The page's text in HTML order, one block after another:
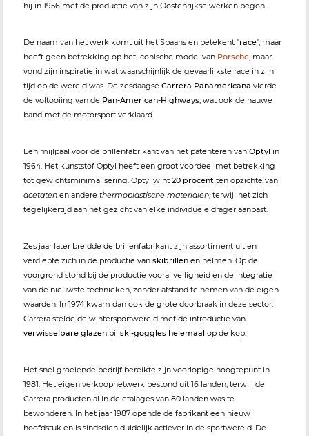
hij in 1956 met de productie van zijn Oostenrijkse werken begon.
De naam van het werk komt uit het Spaans en betekent "race", maar
heeft geen betrekking op het iconische model van Porsche, maar
vond zijn inspiratie in wat waarschijnlijk de gevaarlijkste race in zijn
tijd op de wereld was. De zesdaagse Carrera Panamericana vierde
de voltooiing van de Pan-American-Highways, wat ook de nauwe
band met de motorsport verklaard.
Een mijlpaal voor de brillenfabrikant van het patenteren van Optyl in
1964. Het kunststof Optyl heeft een groot voordeel met betrekking
tot gewichtsminimalisering. Optyl wint 20 procent ten opzichte van
acetaten en andere thermoplastische materialen, terwijl het zich
tegelijkertijd aan het gezicht van elke individuele drager aanpast.
Zes jaar later breidde de brillenfabrikant zijn assortiment uit en
verdiepte zich in de productie van skibrillen en helmen. Op de
voorgrond stond bij de productie vooral veiligheid en de integratie
van de nieuwste technieken, zonder afstand te nemen van de eigen
waarden. In 1974 kwam dan ook de grote doorbraak in deze sector.
Carrera stelde de wintersportwereld met de introductie van
verwisselbare glazen bij ski-goggles helemaal op de kop.
Het snel groeiende bedrijf bereikte zijn voorlopige hoogtepunt in
1981. Het eigen verkoopnetwerk bestond uit 16 landen, terwijl de
Carrera producten al in de etalages van 80 landen was te
bewonderen. In het jaar 1987 opende de fabrikant een nieuw
hoofdstuk en is sindsdien duidelijk actiever in de sportwereld. De